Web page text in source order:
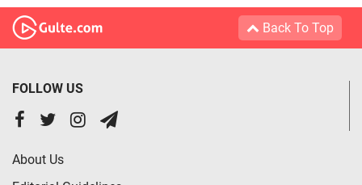
Back To Top
FOLLOW US
About Us